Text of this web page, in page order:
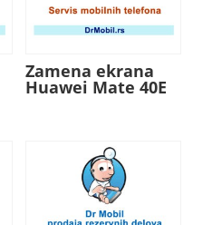
Zamena ekrana
Huawei Mate 40E